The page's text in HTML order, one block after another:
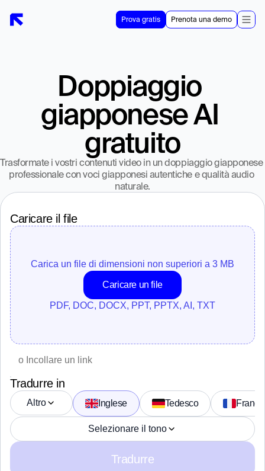
Prova gratis Prenota una demo
Doppiaggio
giapponese AI
gratuito
Trasformate i vostri contenuti video in un doppiaggio giapponese
professionale con voci giapponesi autentiche e qualità audio
naturale.
Caricare il file
Carica un file di dimensioni non superiori a 3 MB
Caricare un file
PDF, DOC, DOCX, PPT, PPTX, AI, TXT
Tradurre in
Inglese Tedesco
Altro
Selezionare il tono
Tradurre